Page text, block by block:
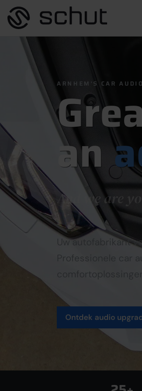
ARNHEM'S CAR
an
And we are
Uw autofabrikant
Professionele car
Ontdek audio